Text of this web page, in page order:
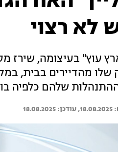
לא רצוי
עוץ" בעיצומה, שירז
שלו מהדיירים בבית,
שלהם כלפיה
18.08.2025
18.08.2025